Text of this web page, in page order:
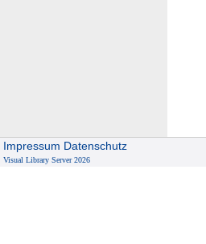
Impressum Datenschutz
Visual Library Server 2026